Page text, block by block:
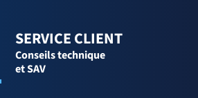
SERVICE CLIENT
Conseils technique
et SAV